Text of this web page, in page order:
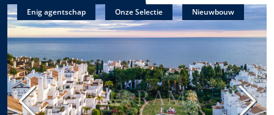
Vorige
Enig agentschap Onze Selectie Nieuwbouw